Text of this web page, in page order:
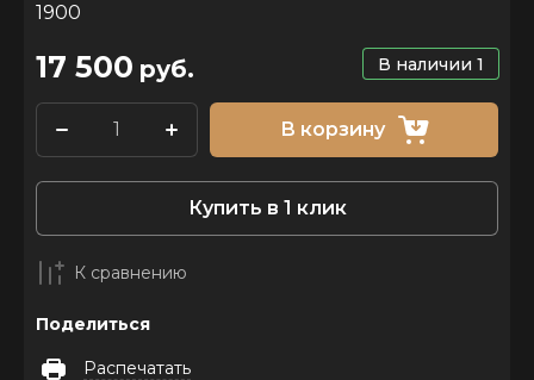
1900
В наличии 1
17 500 руб.
В корзину
Купить в 1 клик
К сравнению
Поделиться
Распечатать